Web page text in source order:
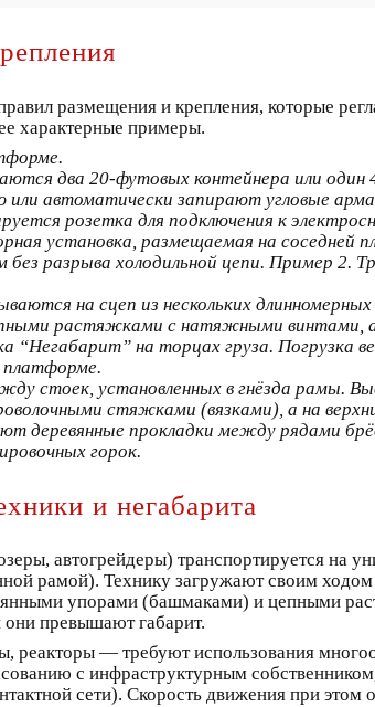
размещения и крепления, которые
характерные примеры.
два 20-футовых контейнера или
автоматически запирают угловые
розетка для подключения к
установка, размещаемая на соседней
разрыва холодильной цепи. Пример 2.
на сцеп из нескольких
растяжками с натяжными винтами,
на торцах груза. Погрузка
платформе.
стоек, установленных в гнёзда рамы.
стяжками (вязками), а на
деревянные прокладки между рядами
горок.
и негабарита
автогрейдеры) транспортируется на
рамой). Технику загружают своим
упорами (башмаками) и цепными
превышают габарит.
— требуют использования
с инфраструктурным
сети). Скорость движения при этом